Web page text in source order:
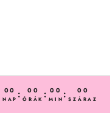
00
NAP : 00
ÓRÁK : 00
MIN : 00
SZÁRAZ